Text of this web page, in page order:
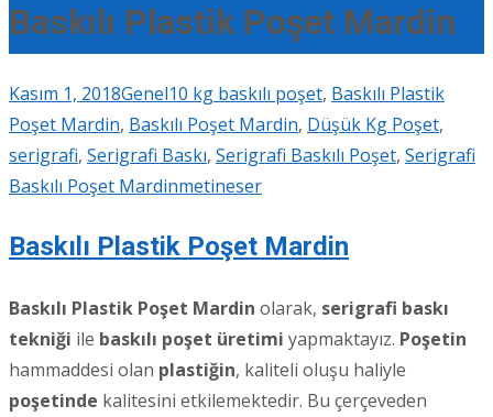
Baskılı Plastik Poşet Mardin
Kasım 1, 2018Genel10 kg baskılı poşet, Baskılı Plastik
Poşet Mardin, Baskılı Poşet Mardin, Düşük Kg Poşet,
serigrafi, Serigrafi Baskı, Serigrafi Baskılı Poşet, Serigrafi
Baskılı Poşet Mardinmetineser
Baskılı Plastik Poşet Mardin
Baskılı Plastik Poşet Mardin olarak, serigrafi baskı
tekniği ile baskılı poşet üretimi yapmaktayız. Poşetin
hammaddesi olan plastiğin, kaliteli oluşu haliyle
poşetinde kalitesini etkilemektedir. Bu çerçeveden